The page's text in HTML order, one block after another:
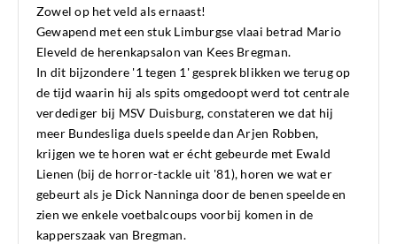
Zowel op het veld als ernaast!
Gewapend met een stuk Limburgse vlaai betrad Mario
Eleveld de herenkapsalon van Kees Bregman.
In dit bijzondere '1 tegen 1' gesprek blikken we terug op
de tijd waarin hij als spits omgedoopt werd tot centrale
verdediger bij MSV Duisburg, constateren we dat hij
meer Bundesliga duels speelde dan Arjen Robben,
krijgen we te horen wat er écht gebeurde met Ewald
Lienen (bij de horror-tackle uit '81), horen we wat er
gebeurt als je Dick Nanninga door de benen speelde en
zien we enkele voetbalcoups voorbij komen in de
kapperszaak van Bregman.